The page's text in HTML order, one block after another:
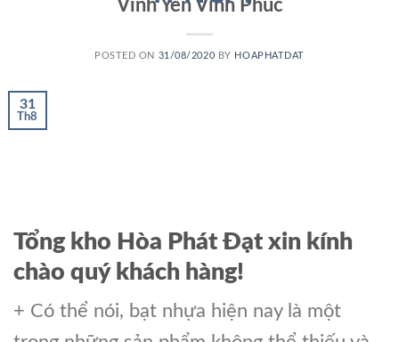
Vĩnh Yên Vĩnh Phúc
POSTED ON 31/08/2020 BY HOAPHATDAT
31
Th8
Tổng kho Hòa Phát Đạt xin kính
chào quý khách hàng!
+ Có thể nói, bạt nhựa hiện nay là một